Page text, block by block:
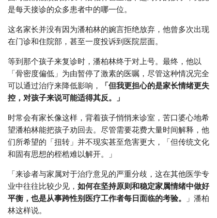
是每天接诊的众多患者中的哪一位。
这名家长并没有因为潘柏林的婉言拒绝放弃，他曾多次出现
在门诊和住院部，甚至一度投诉到医院层面。
等到那个孩子来复诊时，潘柏林终于对上号。最终，他以
「骨密度偏低」为由暂停了激素的医嘱，尽管这种情况完全
可以通过治疗来降低影响，
「但我更担心的是家长情绪更失
控，对孩子来说可能适得其反。」
时常会有家长像这样，背着孩子悄悄来诊室，苦口婆心地希
望潘柏林能把孩子劝回去。尽管需要花费大量时间解释，他
们所希望的「扭转」并不现实甚至危害更大，「但传统文化
和固有思想的桎梏难以解开。」
「来诊者与家属对于治疗意见的严重分歧，这在其他医学专
业中往往比较少见， 如何在坚持原则和稳定家属情绪中做好
平衡，也是从事跨性别医疗工作者每日面临的考验。
」潘柏
林这样说。